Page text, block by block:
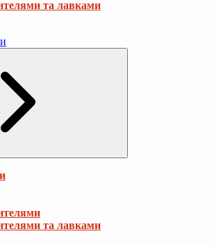
та лавками
та лавками